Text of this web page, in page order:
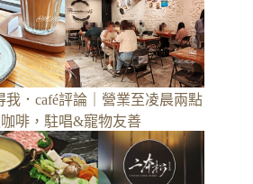
我．café評論｜營業至凌晨兩點
啡，駐唱&寵物友善